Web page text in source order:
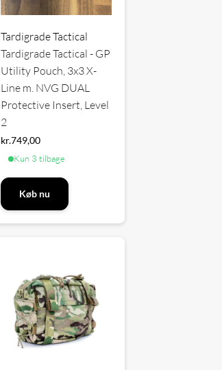
Tardigrade Tactical
Tardigrade Tactical - GP
Utility Pouch, 3x3 X-
Line m. NVG DUAL
Protective Insert, Level
2
kr.749,00
Kun 3 tilbage
Køb nu